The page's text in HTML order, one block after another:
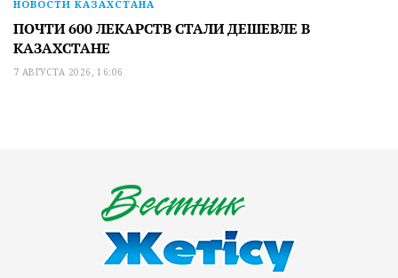
НОВОСТИ КАЗАХСТАНА
ПОЧТИ 600 ЛЕКАРСТВ СТАЛИ ДЕШЕВЛЕ В
КАЗАХСТАНЕ
7 АВГУСТА 2026, 16:06